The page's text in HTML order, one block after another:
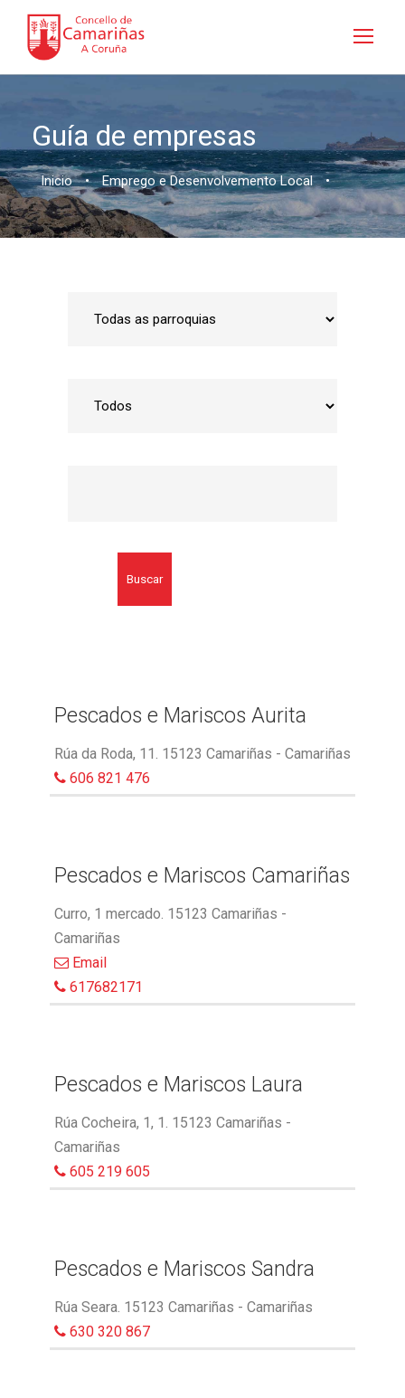
Guía de empresas
Inicio • Emprego e Desenvolvemento Local •
Buscar
Pescados e Mariscos Aurita
Rúa da Roda, 11. 15123 Camariñas - Camariñas
606 821 476
Pescados e Mariscos Camariñas
Curro, 1 mercado. 15123 Camariñas -
Camariñas
Email
617682171
Pescados e Mariscos Laura
Rúa Cocheira, 1, 1. 15123 Camariñas -
Camariñas
605 219 605
Pescados e Mariscos Sandra
Rúa Seara. 15123 Camariñas - Camariñas
630 320 867